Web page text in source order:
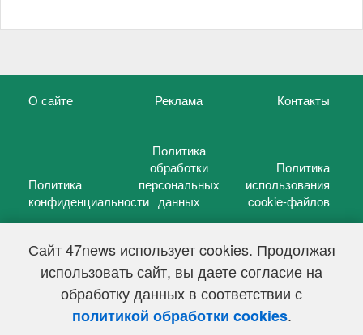
Сайт 47news использует cookies. Продолжая
использовать сайт, вы даете согласие на
обработку данных в соответствии с
политикой обработки cookies.
О сайте Реклама Контакты
Политика
конфиденциальности
Политика
обработки
персональных
данных
Политика
использования
cookie-файлов
47 новостей (47 news)2005 — 2026 г.
Свидетельство о регистрации СМИ Эл № ФС 77-39848, выдано
Федеральной службой по надзору в сфере связи,
информационных технологий и массовых коммуникаций